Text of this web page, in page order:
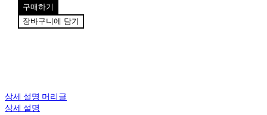
구매하기
장바구니에 담기
상세 설명 머리글
상세 설명